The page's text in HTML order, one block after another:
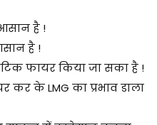
है !
है !
फायर किया जा सका है !
के LMG का प्रभाव डाला